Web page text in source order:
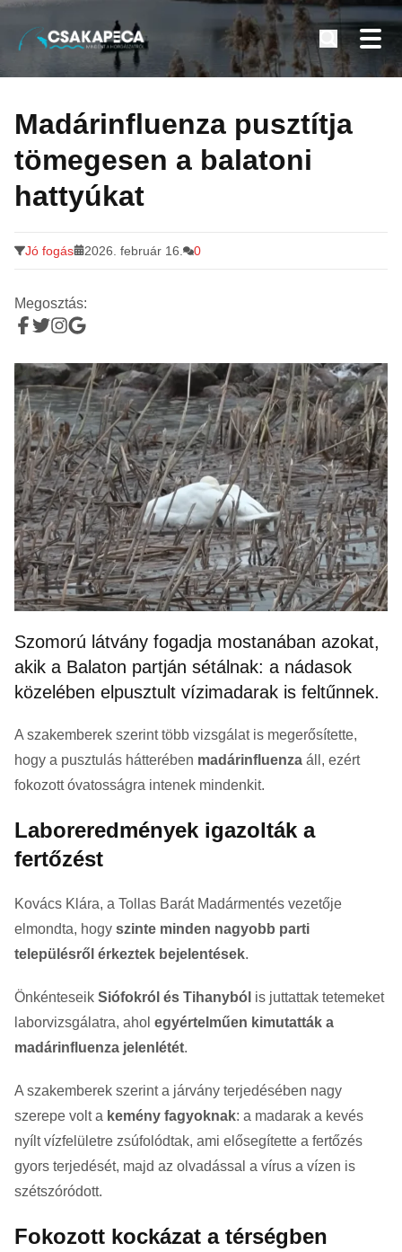
tartalomra
Minden a horgászatról
Madárinfluenza pusztítja
tömegesen a balatoni
hattyúkat
Jó fogás 2026. február 16. 0
Megosztás:
Szomorú látvány fogadja mostanában azokat,
akik a Balaton partján sétálnak: a nádasok
közelében elpusztult vízimadarak is feltűnnek.
A szakemberek szerint több vizsgálat is megerősítette,
hogy a pusztulás hátterében madárinfluenza áll, ezért
fokozott óvatosságra intenek mindenkit.
Laboreredmények igazolták a
fertőzést
Kovács Klára, a Tollas Barát Madármentés vezetője
elmondta, hogy szinte minden nagyobb parti
településről érkeztek bejelentések.
Önkénteseik Siófokról és Tihanyból is juttattak tetemeket
laborvizsgálatra, ahol egyértelműen kimutatták a
madárinfluenza jelenlétét.
A szakemberek szerint a járvány terjedésében nagy
szerepe volt a kemény fagyoknak: a madarak a kevés
nyílt vízfelületre zsúfolódtak, ami elősegítette a fertőzés
gyors terjedését, majd az olvadással a vírus a vízen is
szétszóródott.
Fokozott kockázat a térségben